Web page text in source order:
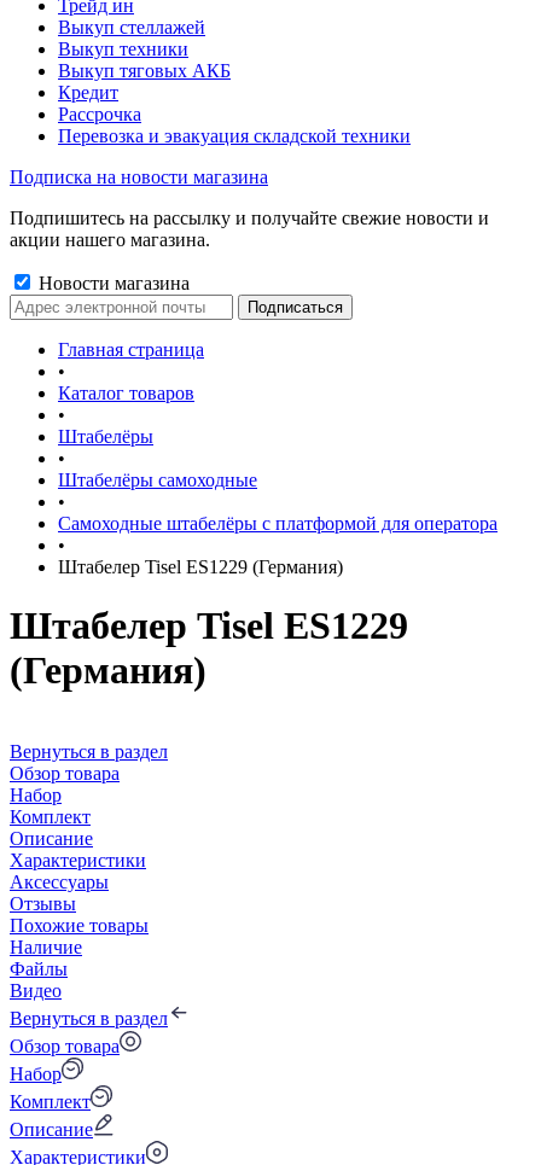
Трейд ин
Выкуп стеллажей
Выкуп техники
Выкуп тяговых АКБ
Кредит
Рассрочка
Перевозка и эвакуация складской техники
Подписка на новости магазина
Подпишитесь на рассылку и получайте свежие новости и
акции нашего магазина.
Новости магазина
Главная страница
•
Каталог товаров
•
Штабелёры
•
Штабелёры самоходные
•
Самоходные штабелёры с платформой для оператора
•
Штабелер Tisel ES1229 (Германия)
Штабелер Tisel ES1229
(Германия)
Вернуться в раздел
Обзор товара
Набор
Комплект
Описание
Характеристики
Аксессуары
Отзывы
Похожие товары
Наличие
Файлы
Видео
Вернуться в раздел
Обзор товара
Набор
Комплект
Описание
Характеристики